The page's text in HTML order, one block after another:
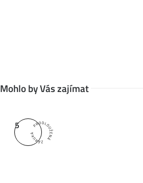
Mohlo by Vás zajímat
5